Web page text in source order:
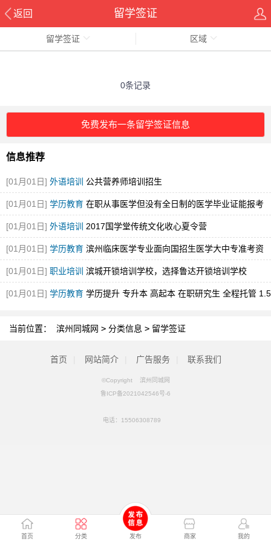
返回 留学签证
首页 分类 发布 商家 我的
留学签证 区域
0条记录
免费发布一条留学签证信息
信息推荐
[01月01日] 外语培训 公共营养师培训招生
[01月01日] 学历教育 在职从事医学但没有全日制的医学毕业证能报考
执业医师
[01月01日] 外语培训 2017国学堂传统文化收心夏令营
[01月01日] 学历教育 滨州临床医学专业面向国招生医学大中专准考资
格证
[01月01日] 职业培训 滨城开锁培训学校，选择鲁达开锁培训学校
[01月01日] 学历教育 学历提升 专升本 高起本 在职研究生 全程托管 1.5
当前位置：
滨州同城网 > 分类信息 > 留学签证
首页 网站简介 广告服务 联系我们
©Copyright 滨州同城网
鲁ICP备2021042546号-6
电话： 15506308789